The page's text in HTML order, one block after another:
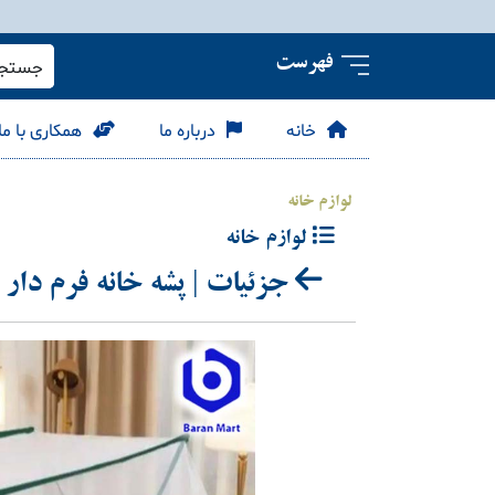
فهرست
خانه درباره ما همکاری با
لوازم خانه
لوازم خانه
جزئیات | پشه خانه فرم دار